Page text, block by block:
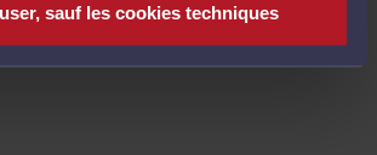
sauf les cookies techniques